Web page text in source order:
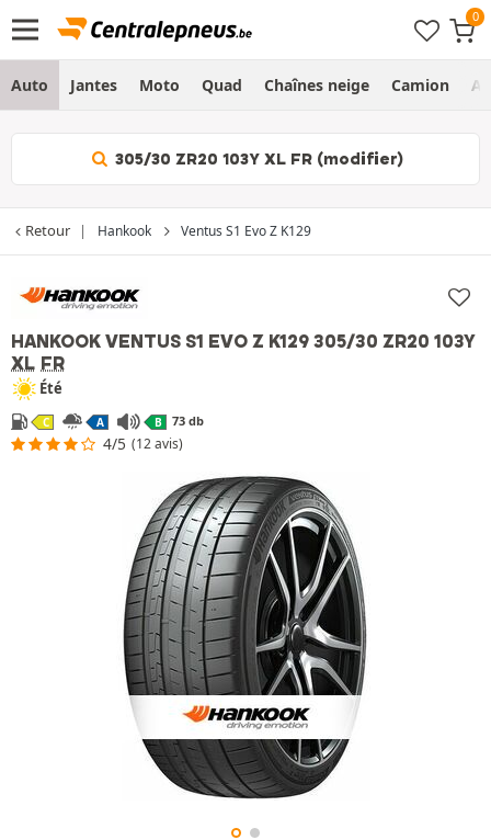
Auto Jantes Moto Quad Chaînes neige Camion
305/30 ZR20 103Y XL FR (modifier)
Retour Hankook Ventus S1 Evo Z K129
HANKOOK VENTUS S1 EVO Z K129 305/30 ZR20 103Y
XL FR
Été
C A B 73 db
4/5 (12 avis)